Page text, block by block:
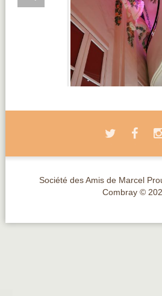
Société des Amis de Marcel
Combray ©